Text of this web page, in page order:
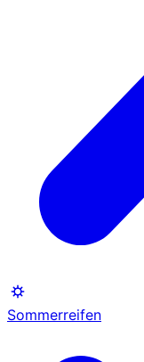
Sommerreifen